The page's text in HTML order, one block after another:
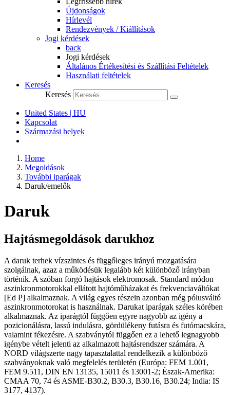
Újdonságok
Hírlevél
Rendezvények / Kiállítások
Jogi kérdések
back
Jogi kérdések
Általános Értékesítési és Szállítási Feltételek
Használati feltételek
Keresés
Keresés
United States | HU
Kapcsolat
Származási helyek
Home
Megoldások
További iparágak
Daruk/emelők
Daruk
Hajtásmegoldások darukhoz
A daruk terhek vízszintes és függőleges irányú mozgatására
szolgálnak, azaz a működésük legalább két különböző irányban
történik. A szóban forgó hajtások elektromosak. Standard módon
aszinkronmotorokkal ellátott hajtóműházakat és frekvenciaváltókat
[Ed P] alkalmaznak. A világ egyes részein azonban még pólusváltó
aszinkronmotorokat is használnak. Darukat iparágak széles körében
alkalmaznak. Az iparágtól függően egyre nagyobb az igény a
pozicionálásra, lassú indulásra, gördülékeny futásra és futómacskára,
valamint fékezésre. A szabványtól függően ez a lehető legnagyobb
igénybe vételt jelenti az alkalmazott hajtásrendszer számára. A
NORD világszerte nagy tapasztalattal rendelkezik a különböző
szabványoknak való megfelelés területén (Európa: FEM 1.001,
FEM 9.511, DIN EN 13135, 15011 és 13001-2; Észak-Amerika:
CMAA 70, 74 és ASME-B30.2, B30.3, B30.16, B30.24; India: IS
3177, 4137).